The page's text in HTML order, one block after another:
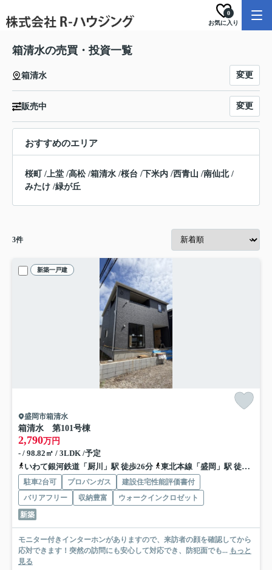
お気に入り
0
箱清水の売買・投資一覧
箱清水 変更
販売中 変更
おすすめのエリア
桜町 /上堂 /高松/箱清水 /桜台 /下米内 /西青山 /南仙北/
みたけ /緑が丘
3件
新築一戸建
盛岡市箱清水
箱清水 第101号棟
2,790万円
- / 98.82㎡ / 3LDK /予定
いわて銀河鉄道「厨川」駅 徒歩26分
東北本線「盛岡」駅 徒歩55分
駐車2台可 プロパンガス
建設住宅性能評価書付
バリアフリー
収納豊富
ウォークインクロゼット
新築
モニター付きインターホンがありますので、来訪者の顔を確認してから
応対できます！突然の訪問にも安心して対応でき、防犯面でも... もっと
見る